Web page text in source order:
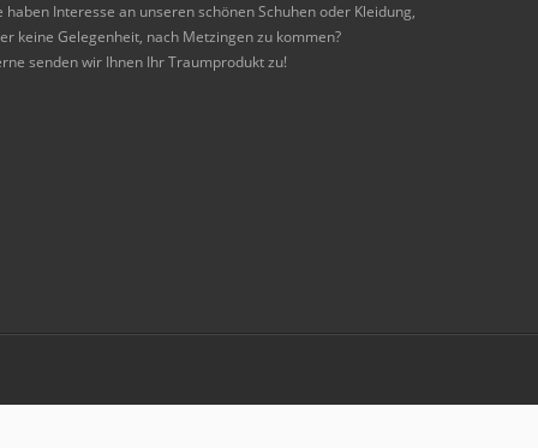
haben Interesse an unseren schönen Schuhen oder Kleidung,
keine Gelegenheit, nach Metzingen zu kommen?
senden wir Ihnen Ihr Traumprodukt zu!